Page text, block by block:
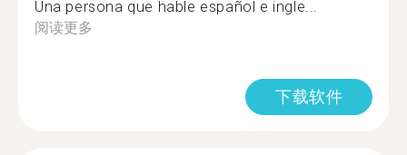
Una persona que hable español e ingle...
阅读更多
下载软件